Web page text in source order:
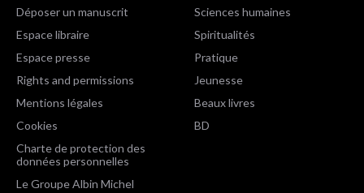
Déposer un manuscrit
Espace libraire
Espace presse
Rights and permissions
Mentions légales
Cookies
Charte de protection des
données personnelles
Le Groupe Albin Michel
Sciences humaines
Spiritualités
Pratique
Jeunesse
Beaux livres
BD